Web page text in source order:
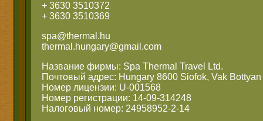
+ 3630 3510372
+ 3630 3510369
spa@thermal.hu
thermal.hungary@gmail.com
Название фирмы: Spa Thermal Travel Ltd.
Почтовый адрес: Hungary 8600 Siofok, Vak Bottyan
Номер лицензии: U-001568
Номер регистрации: 14-09-314248
Налоговый номер: 24958952-2-14